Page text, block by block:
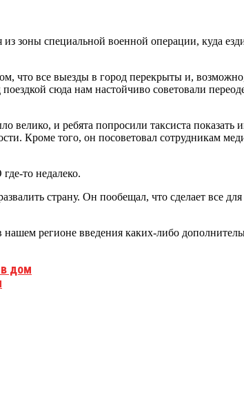
зоны специальной военной операции, куда
что все выезды в город перекрыты и,
сюда нам настойчиво советовали
велико, и ребята попросили таксиста показать
Кроме того, он посоветовал сотрудникам
то недалеко.
страну. Он пообещал, что сделает все
регионе введения каких-либо
дом